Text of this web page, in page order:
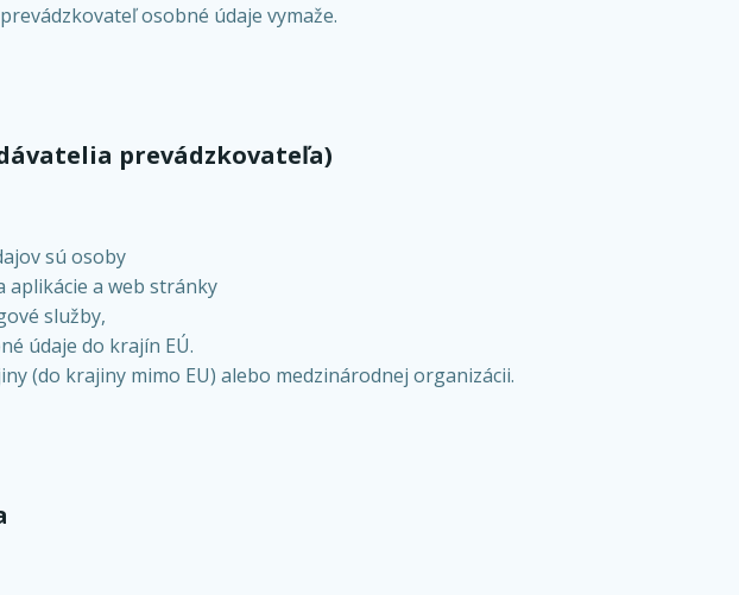
osobné údaje vymaže.
prevádzkovateľa)
sú osoby
aplikácie a web stránky
služby,
údaje do krajín EÚ.
(do krajiny mimo EU) alebo medzinárodnej organizácii.